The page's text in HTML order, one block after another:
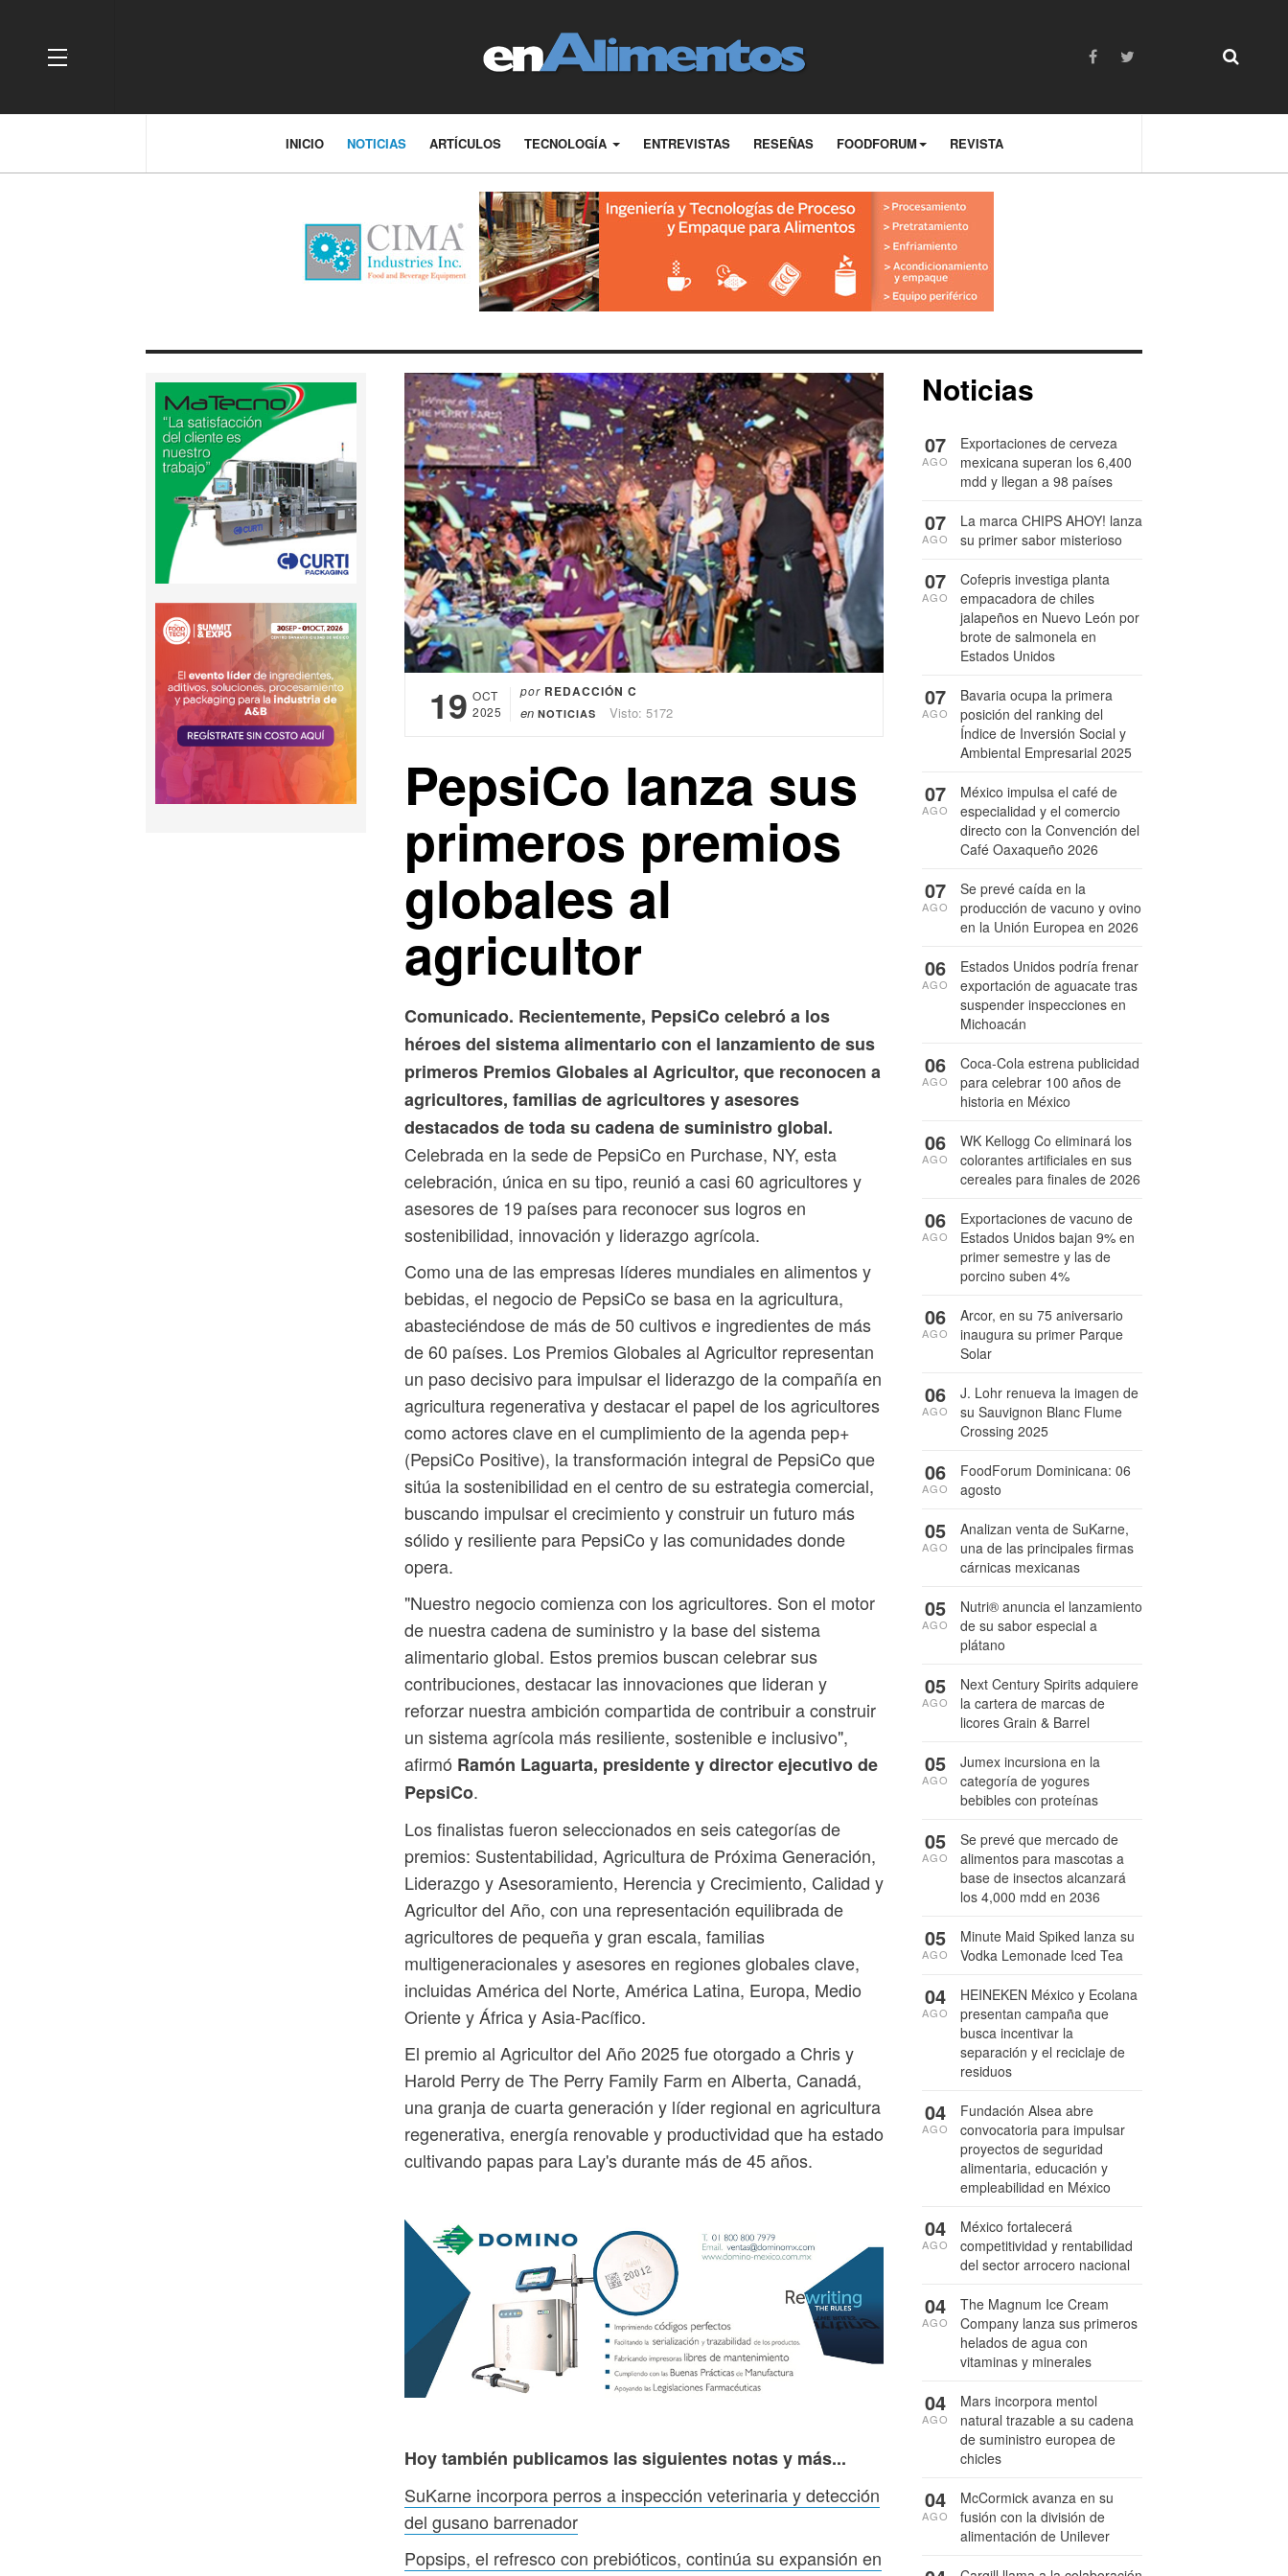
OFF CANVAS
INICIO NOTICIAS ARTÍCULOS TECNOLOGÍA ENTREVISTAS RESEÑAS FOODFORUM REVISTA
19 OCT
2025
por REDACCIÓN C
en NOTICIAS Visto: 5172
PepsiCo lanza sus
primeros premios
globales al
agricultor
Comunicado. Recientemente, PepsiCo celebró a los
héroes del sistema alimentario con el lanzamiento de sus
primeros Premios Globales al Agricultor, que reconocen a
agricultores, familias de agricultores y asesores
destacados de toda su cadena de suministro global.
Celebrada en la sede de PepsiCo en Purchase, NY, esta
celebración, única en su tipo, reunió a casi 60 agricultores y
asesores de 19 países para reconocer sus logros en
sostenibilidad, innovación y liderazgo agrícola.
Como una de las empresas líderes mundiales en alimentos y
bebidas, el negocio de PepsiCo se basa en la agricultura,
abasteciéndose de más de 50 cultivos e ingredientes de más
de 60 países. Los Premios Globales al Agricultor representan
un paso decisivo para impulsar el liderazgo de la compañía en
agricultura regenerativa y destacar el papel de los agricultores
como actores clave en el cumplimiento de la agenda pep+
(PepsiCo Positive), la transformación integral de PepsiCo que
sitúa la sostenibilidad en el centro de su estrategia comercial,
buscando impulsar el crecimiento y construir un futuro más
sólido y resiliente para PepsiCo y las comunidades donde
opera.
"Nuestro negocio comienza con los agricultores. Son el motor
de nuestra cadena de suministro y la base del sistema
alimentario global. Estos premios buscan celebrar sus
contribuciones, destacar las innovaciones que lideran y
reforzar nuestra ambición compartida de contribuir a construir
un sistema agrícola más resiliente, sostenible e inclusivo",
afirmó Ramón Laguarta, presidente y director ejecutivo de
PepsiCo.
Los finalistas fueron seleccionados en seis categorías de
premios: Sustentabilidad, Agricultura de Próxima Generación,
Liderazgo y Asesoramiento, Herencia y Crecimiento, Calidad y
Agricultor del Año, con una representación equilibrada de
agricultores de pequeña y gran escala, familias
multigeneracionales y asesores en regiones globales clave,
incluidas América del Norte, América Latina, Europa, Medio
Oriente y África y Asia-Pacífico.
El premio al Agricultor del Año 2025 fue otorgado a Chris y
Harold Perry de The Perry Family Farm en Alberta, Canadá,
una granja de cuarta generación y líder regional en agricultura
regenerativa, energía renovable y productividad que ha estado
cultivando papas para Lay's durante más de 45 años.
Hoy también publicamos las siguientes notas y más...
SuKarne incorpora perros a inspección veterinaria y detección
del gusano barrenador
Popsips, el refresco con prebióticos, continúa su expansión en
Noticias
Exportaciones de cerveza
mexicana superan los 6,400
mdd y llegan a 98 países
07
AGO
La marca CHIPS AHOY! lanza
su primer sabor misterioso
07
AGO
Cofepris investiga planta
empacadora de chiles
jalapeños en Nuevo León por
brote de salmonela en
Estados Unidos
07
AGO
Bavaria ocupa la primera
posición del ranking del
Índice de Inversión Social y
Ambiental Empresarial 2025
07
AGO
México impulsa el café de
especialidad y el comercio
directo con la Convención del
Café Oaxaqueño 2026
07
AGO
Se prevé caída en la
producción de vacuno y ovino
en la Unión Europea en 2026
07
AGO
Estados Unidos podría frenar
exportación de aguacate tras
suspender inspecciones en
Michoacán
06
AGO
Coca-Cola estrena publicidad
para celebrar 100 años de
historia en México
06
AGO
WK Kellogg Co eliminará los
colorantes artificiales en sus
cereales para finales de 2026
06
AGO
Exportaciones de vacuno de
Estados Unidos bajan 9% en
primer semestre y las de
porcino suben 4%
06
AGO
Arcor, en su 75 aniversario
inaugura su primer Parque
Solar
06
AGO
J. Lohr renueva la imagen de
su Sauvignon Blanc Flume
Crossing 2025
06
AGO
FoodForum Dominicana: 06
agosto
06
AGO
Analizan venta de SuKarne,
una de las principales firmas
cárnicas mexicanas
05
AGO
Nutri® anuncia el lanzamiento
de su sabor especial a
plátano
05
AGO
Next Century Spirits adquiere
la cartera de marcas de
licores Grain & Barrel
05
AGO
Jumex incursiona en la
categoría de yogures
bebibles con proteínas
05
AGO
Se prevé que mercado de
alimentos para mascotas a
base de insectos alcanzará
los 4,000 mdd en 2036
05
AGO
Minute Maid Spiked lanza su
Vodka Lemonade Iced Tea
05
AGO
HEINEKEN México y Ecolana
presentan campaña que
busca incentivar la
separación y el reciclaje de
residuos
04
AGO
Fundación Alsea abre
convocatoria para impulsar
proyectos de seguridad
alimentaria, educación y
empleabilidad en México
04
AGO
México fortalecerá
competitividad y rentabilidad
del sector arrocero nacional
04
AGO
The Magnum Ice Cream
Company lanza sus primeros
helados de agua con
vitaminas y minerales
04
AGO
Mars incorpora mentol
natural trazable a su cadena
de suministro europea de
chicles
04
AGO
McCormick avanza en su
fusión con la división de
alimentación de Unilever
04
AGO